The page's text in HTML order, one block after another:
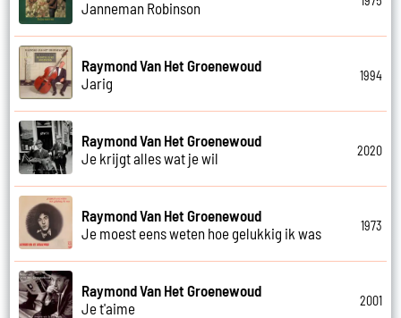
Janneman Robinson
Raymond Van Het Groenewoud
Jarig
1994
Raymond Van Het Groenewoud
Je krijgt alles wat je wil
2020
Raymond Van Het Groenewoud
Je moest eens weten hoe gelukkig ik was
1973
Raymond Van Het Groenewoud
Je t'aime
2001